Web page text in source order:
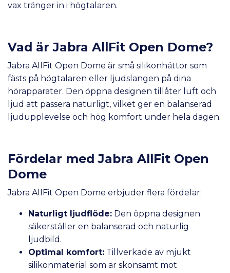
vax tränger in i högtalaren.
Vad är Jabra AllFit Open Dome?
Jabra AllFit Open Dome är små silikonhättor som
fästs på högtalaren eller ljudslangen på dina
hörapparater. Den öppna designen tillåter luft och
ljud att passera naturligt, vilket ger en balanserad
ljudupplevelse och hög komfort under hela dagen.
Fördelar med Jabra AllFit Open
Dome
Jabra AllFit Open Dome erbjuder flera fördelar:
Naturligt ljudflöde: Den öppna designen
säkerställer en balanserad och naturlig
ljudbild.
Optimal komfort: Tillverkade av mjukt
silikonmaterial som är skonsamt mot